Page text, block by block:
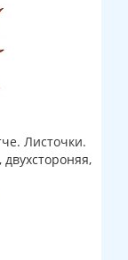
Листочки.